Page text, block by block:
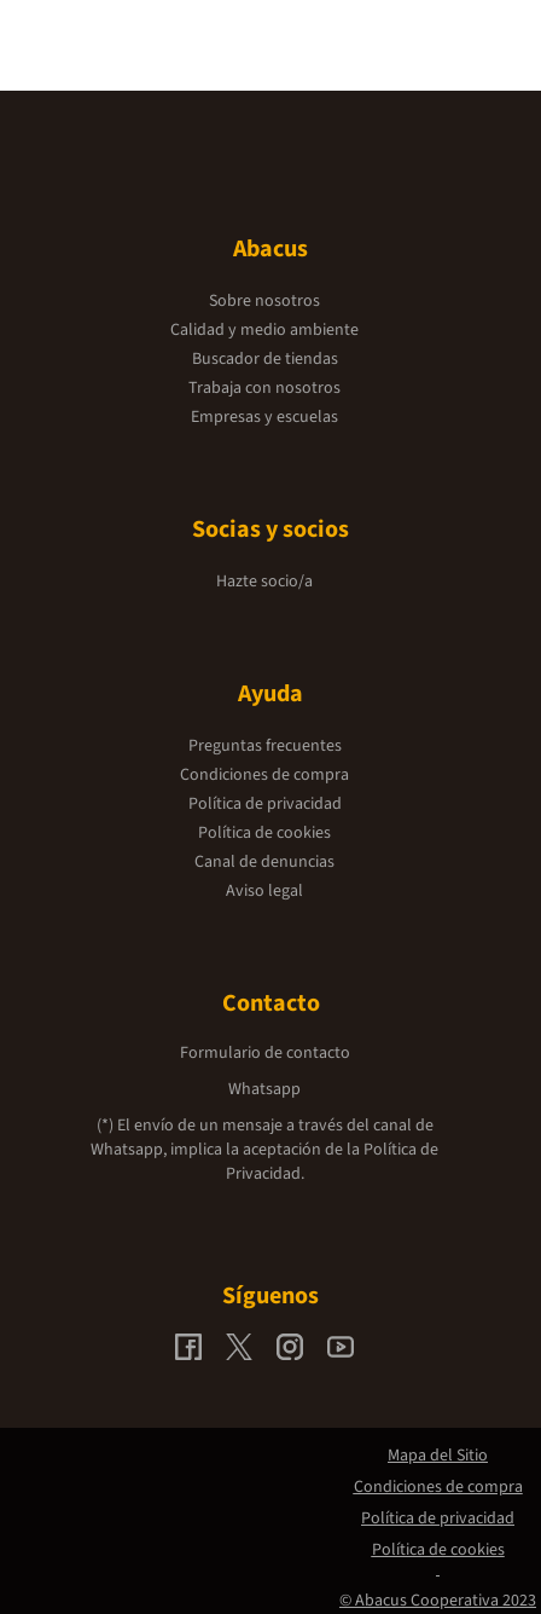
Abacus
Sobre nosotros
Calidad y medio ambiente
Buscador de tiendas
Trabaja con nosotros
Empresas y escuelas
Socias y socios
Hazte socio/a
Ayuda
Preguntas frecuentes
Condiciones de compra
Política de privacidad
Política de cookies
Canal de denuncias
Aviso legal
Contacto
Formulario de contacto
Whatsapp
(*) El envío de un mensaje a través del canal de
Whatsapp, implica la aceptación de la Política de
Privacidad.
Síguenos
© Abacus Cooperativa 2023
Mapa del Sitio
Condiciones de compra
Política de privacidad
Política de cookies